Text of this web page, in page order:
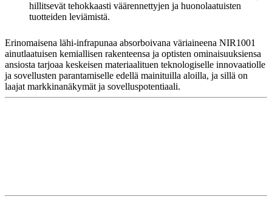
hillitsevät tehokkaasti väärennettyjen ja huonolaatuisten
tuotteiden leviämistä.
Erinomaisena lähi-infrapunaa absorboivana väriaineena NIR1001
ainutlaatuisen kemiallisen rakenteensa ja optisten ominaisuuksiensa
ansiosta tarjoaa keskeisen materiaalituen teknologiselle innovaatiolle
ja sovellusten parantamiselle edellä mainituilla aloilla, ja sillä on
laajat markkinanäkymät ja sovelluspotentiaali.